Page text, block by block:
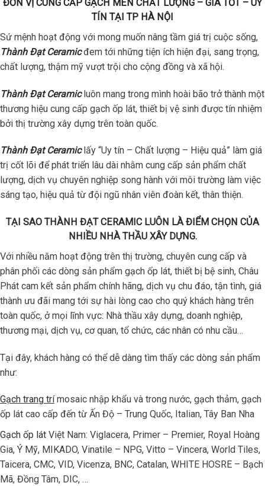
ĐƠN VỊ CUNG CẤP GẠCH MEN CHẤT LƯỢNG – GIÁ TỐT – UY
TÍN TẠI TP HÀ NỘI
Sứ mệnh hoạt động với mong muốn nâng tầm giá trị cuộc sống,
Thành Đạt Ceramicđem tới những tiện ích hiện đại, sang trọng,
chất lượng, thậm mỹ vượt trội cho cộng đồng và xã hội.
Thành Đạt Ceramicluôn mang trong mình hoài bão trở thành một
thương hiệu cung cấp gạch ốp lát, thiết bị vệ sinh được tín nhiệm
bởi thị trường xây dựng trên toàn quốc.
Thành Đạt Ceramiclấy “Uy tín – Chất lượng – Hiệu quả” làm giá
trị cốt lõi để phát triển lâu dài nhằm cung cấp sản phẩm chất
lượng, dịch vụ chuyên nghiệp song hành với môi trường làm việc
sáng tạo, hiệu quả từ đội ngũ nhân viên đoàn kết, thân thiện.
TẠI SAO THÀNH ĐẠT CERAMIC LUÔN LÀ ĐIỂM CHỌN CỦA
NHIỀU NHÀ THẦU XÂY DỰNG.
Với nhiều năm hoạt động trên thị trường, chuyên cung cấp và
phân phối các dòng sản phẩm gạch ốp lát, thiết bị bệ sinh, Châu
Phát cam kết sản phẩm chính hãng, dịch vụ chu đáo, tận tình, giá
thành ưu đãi mang tới sự hài lòng cao cho quý khách hàng trên
toàn quốc, ở mọi lĩnh vực: Nhà thầu xây dựng, doanh nghiệp,
thương mại, dịch vụ, cơ quan, tổ chức, các nhân có nhu cầu…
Tại đây, khách hàng có thể dễ dàng tìm thấy các dòng sản phẩm
như:
Gạch trang trímosaic nhập khẩu và trong nước, gạch thảm, gạch
ốp lát cao cấp đến từ Ấn Độ – Trung Quốc, Italian, Tây Ban Nha
Gạch ốp lát Việt Nam: Viglacera, Primer – Premier, Royal Hoàng
Gia, Ý Mỹ, MIKADO, Vinatile – NPG, Vitto – Vincera, World Tiles,
Taicera, CMC, VID, Vicenza, BNC, Catalan, WHITE HOSRE – Bạch
Mã, Đồng Tâm, DIC, …